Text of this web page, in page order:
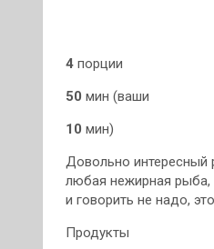
4 порции
50 мин (ваши
10 мин)
Довольно интересный
любая нежирная рыба,
и говорить не надо,
Продукты